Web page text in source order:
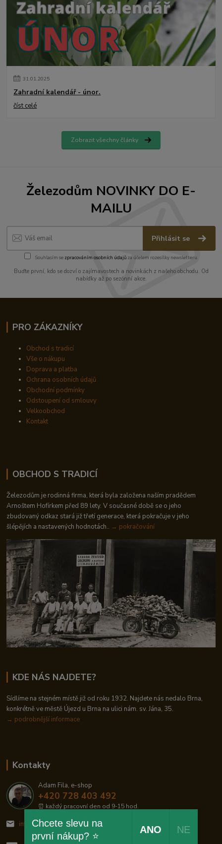
31.01.2025
Zahradní kalendář - únor.
číst celé
Zobrazit všechny články
Železodům NOVINKY DO E-
MAILU
Přihlásit se
Souhlasím se zpracováním osobních údajůza účelem rozesílky newsletteru.
Buďte první, kdo se dozví o zajímavostech a novinkách z našeho obchodu. Od
nabídky až po sezónní akce.
PRO ZÁKAZNÍKY
Obchod s tradicí
Vše o nákupu
Doprava a platba
Ochrana osobních údajů
Obchodní podmínky
Odstoupení od smlouvy
Velkoobchod
Kontakt
OBCHOD S TRADICÍ
Železodům je rodinná firma, která byla založena naším pradědem
Arnoštem Hofírkem před 89 lety. V současné době se o jeho
zbudovaný odkaz stará již třetí generace, která pokračuje v jeho
šlépějích a nastavených hodnotách.. → pokračování
KDE NÁS NAJDETE?
Sídlíme na stejném místě již od roku 1932. Najdete nás nedalo Brna,
konkrétně ve městě Újezd u Brna na ulici nám. sv. Jána, 35.
→ podrobnější informace
Kontakty
Adam Fila, e-shop
+420 728 403 492
⏰ každý pracovní den od 9-15 hod.
info@zelezodum.cz
Chcete slevu na
první nákup? ⭐
ANO NE